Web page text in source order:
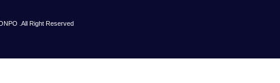
.All Right Reserved